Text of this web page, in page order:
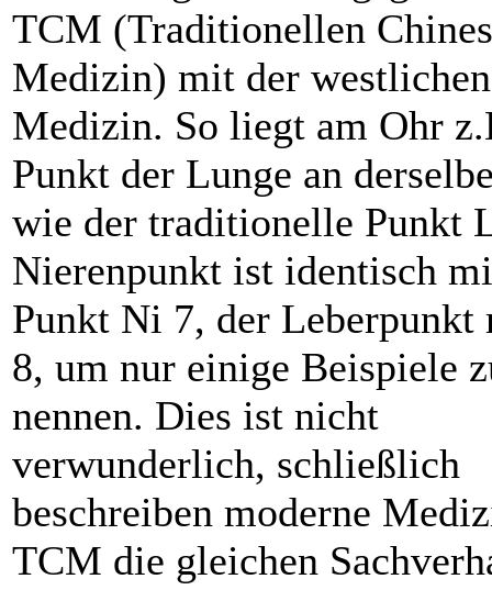
TCM (Traditionellen
Medizin) mit der westlichen
Medizin. So liegt am Ohr
Punkt der Lunge an
wie der traditionelle Punkt
Nierenpunkt ist identisch
Punkt Ni 7, der Leberpunkt
8, um nur einige Beispiele
nennen. Dies ist nicht
verwunderlich, schließlich
beschreiben moderne
TCM die gleichen